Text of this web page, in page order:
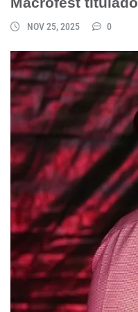
NOV 25, 2025 0